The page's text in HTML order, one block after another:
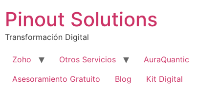
Pinout Solutions
Transformación Digital
Zoho Otros Servicios
AuraQuantic
Asesoramiento Gratuito
Blog
Kit Digital